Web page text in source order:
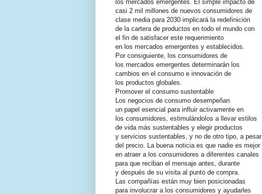
los mercados emergentes. El simple impacto de
casi 2 mil millones de nuevos consumidores de
clase media para 2030 implicará la redefinición
de la cartera de productos en todo el mundo con
el fin de satisfacer este requerimiento
en los mercados emergentes y establecidos.
Por consiguiente, los consumidores de
los mercados emergentes determinarán los
cambios en el consumo e innovación de
los productos globales.
Promover el consumo sustentable
Los negocios de consumo desempeñan
un papel esencial para influir activamente en
los consumidores, estimulándolos a llevar estilos
de vida más sustentables y elegir productos
y servicios sustentables, y no de otro tipo, a pesar
del precio. La buena noticia es que nadie es mejor
en atraer a los consumidores a diferentes canales
para que reciban el mensaje antes, durante
y después de su visita al punto de compra.
Las compañías están muy bien posicionadas
para involucrar a los consumidores y ayudarles